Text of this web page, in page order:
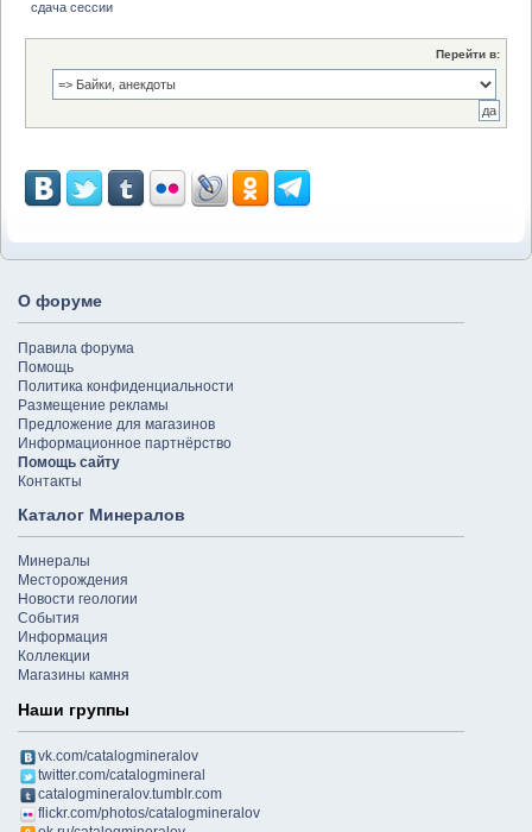
сдача сессии
Перейти в:
О форуме
Правила форума
Помощь
Политика конфиденциальности
Размещение рекламы
Предложение для магазинов
Информационное партнёрство
Помощь сайту
Контакты
Каталог Минералов
Минералы
Месторождения
Новости геологии
События
Информация
Коллекции
Магазины камня
Наши группы
vk.com/catalogmineralov
twitter.com/catalogmineral
catalogmineralov.tumblr.com
flickr.com/photos/catalogmineralov